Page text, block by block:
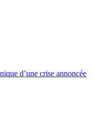
d’une crise annoncée